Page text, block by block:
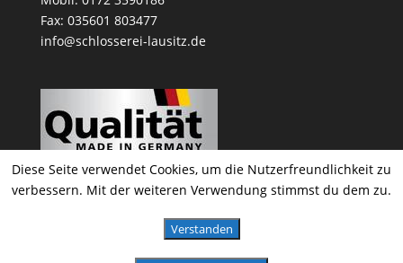
Fax: 035601 803477
info@schlosserei-lausitz.de
Diese Seite verwendet Cookies, um die Nutzerfreundlichkeit zu
verbessern. Mit der weiteren Verwendung stimmst du dem zu.
Verstanden